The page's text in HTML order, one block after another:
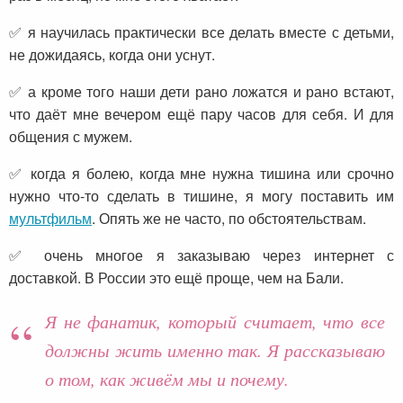
✅ я научилась практически все делать вместе с детьми,
не дожидаясь, когда они уснут.
✅ а кроме того наши дети рано ложатся и рано встают,
что даёт мне вечером ещё пару часов для себя. И для
общения с мужем.
✅ когда я болею, когда мне нужна тишина или срочно
нужно что-то сделать в тишине, я могу поставить им
мультфильм. Опять же не часто, по обстоятельствам.
✅ очень многое я заказываю через интернет с
доставкой. В России это ещё проще, чем на Бали.
Я не фанатик, который считает, что все
должны жить именно так. Я рассказываю
о том, как живём мы и почему.